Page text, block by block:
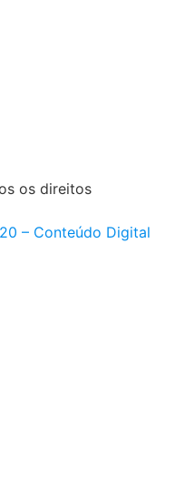
os direitos
– Conteúdo Digital